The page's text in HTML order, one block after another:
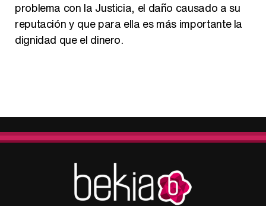
problema con la Justicia, el daño causado a su
reputación y que para ella es más importante la
dignidad que el dinero.